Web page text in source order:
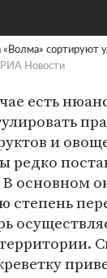
сортируют
Новости
есть
и
редко
основном
степень